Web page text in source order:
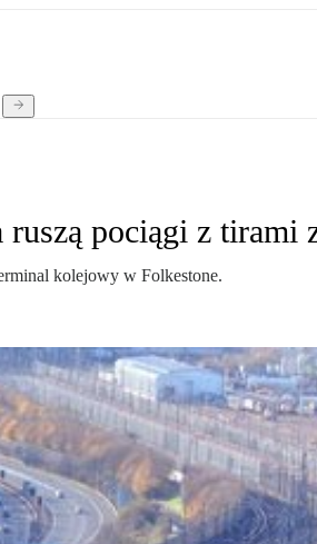
pociągi z tirami
kolejowy w Folkestone.